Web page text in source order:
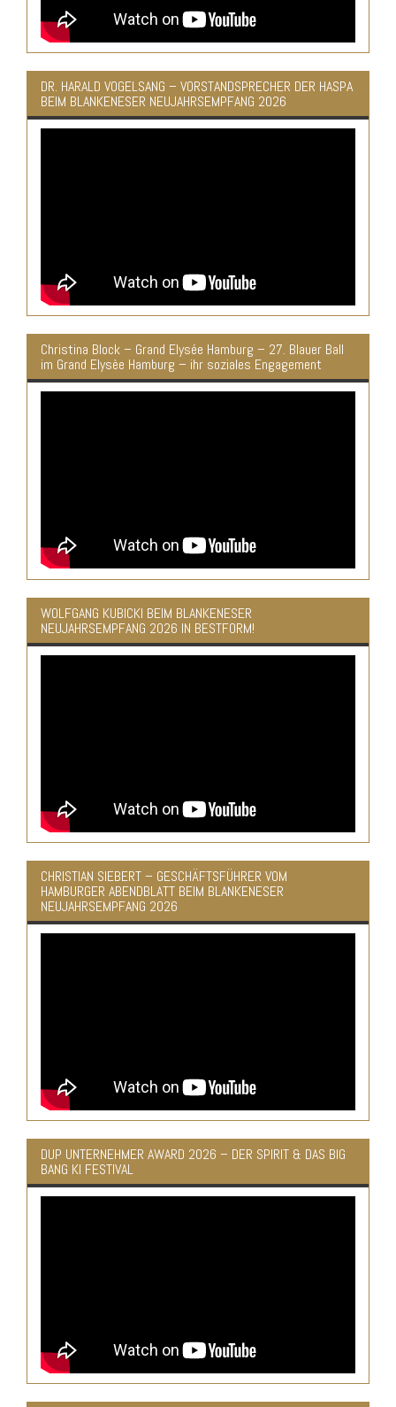
DR. HARALD VOGELSANG – VORSTANDSPRECHER DER HASPA
BEIM BLANKENESER NEUJAHRSEMPFANG 2026
Christina Block – Grand Elysée Hamburg – 27. Blauer Ball
im Grand Elysèe Hamburg – ihr soziales Engagement
WOLFGANG KUBICKI BEIM BLANKENESER
NEUJAHRSEMPFANG 2026 IN BESTFORM!
CHRISTIAN SIEBERT – GESCHÄFTSFÜHRER VOM
HAMBURGER ABENDBLATT BEIM BLANKENESER
NEUJAHRSEMPFANG 2026
DUP UNTERNEHMER AWARD 2026 – DER SPIRIT & DAS BIG
BANG KI FESTIVAL